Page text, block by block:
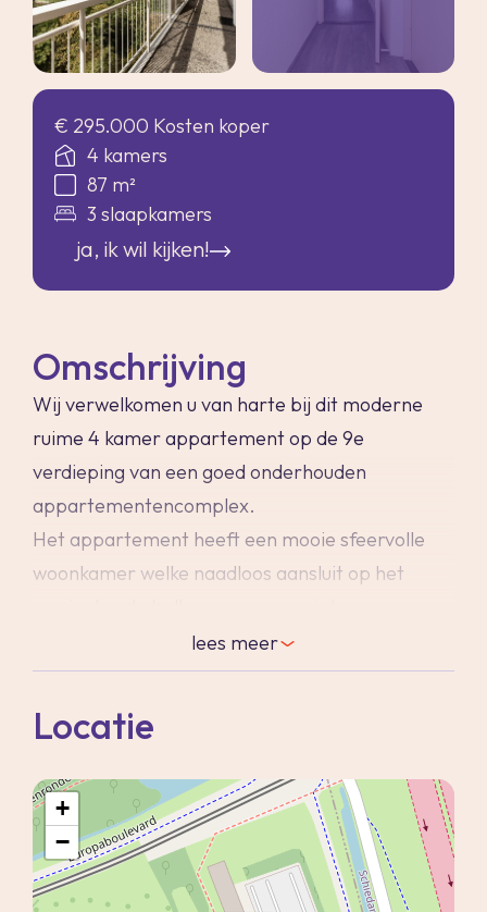
€ 295.000 Kosten koper
4 kamers
87 m²
3 slaapkamers
ja, ik wil kijken!
Omschrijving
Wij verwelkomen u van harte bij dit moderne
ruime 4 kamer appartement op de 9e
verdieping van een goed onderhouden
appartementencomplex.
Het appartement heeft een mooie sfeervolle
woonkamer welke naadloos aansluit op het
prachtig, vrij uitzicht over het groen richting
Schiedam en Rotterdam - een ideale plek voor
een kopje koffie in de ochtendzon.
De moderne keuken, uitgevoerd in strak
hoogglans grijs, is van alle gemakken voorzien
van inbouwapparatuur. Ook de badkamer
ademt eigentijdse luxe dankzij de combinatie
van licht- en donkergrijze tegels.
lees meer
Locatie
+
−